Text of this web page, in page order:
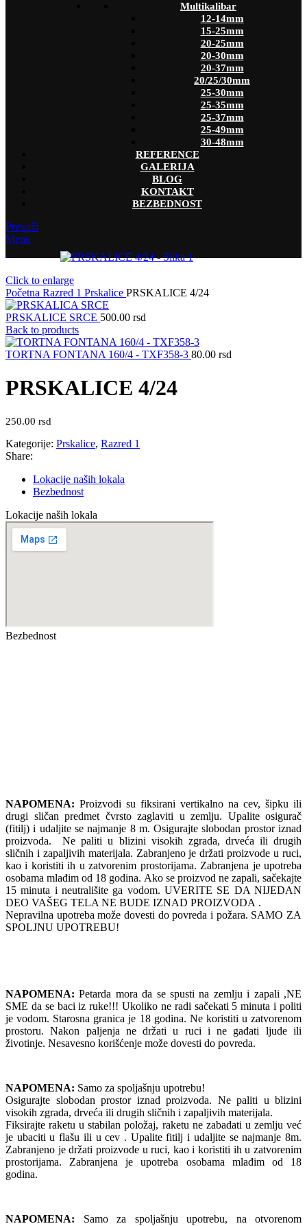
Multikalibar
12-14mm
15-25mm
20-25mm
20-30mm
20-37mm
20/25/30mm
25-30mm
25-35mm
25-37mm
25-49mm
30-48mm
REFERENCE
GALERIJA
BLOG
KONTAKT
BEZBEDNOST
Pretraži
Menu
Click to enlarge
Početna Razred 1 Prskalice PRSKALICE 4/24
PRSKALICE SRCE 500.00 rsd
Back to products
TORTNA FONTANA 160/4 - TXF358-3 80.00 rsd
PRSKALICE 4/24
250.00 rsd
Kategorije: Prskalice, Razred 1
Share:
Lokacije naših lokala
Bezbednost
Lokacije naših lokala
Bezbednost
NAPOMENA: Proizvodi su fiksirani vertikalno na cev, šipku ili
drugi sličan predmet čvrsto zaglaviti u zemlju. Upalite osigurač
(fitilj) i udaljite se najmanje 8 m. Osigurajte slobodan prostor iznad
proizvoda. Ne paliti u blizini visokih zgrada, drveća ili drugih
sličnih i zapaljivih materijala. Zabranjeno je držati proizvode u ruci,
kao i koristiti ih u zatvorenim prostorijama. Zabranjena je upotreba
osobama mlađim od 18 godina. Ako se proizvod ne zapali, sačekajte
15 minuta i neutrališite ga vodom. UVERITE SE DA NIJEDAN
DEO VAŠEG TELA NE BUDE IZNAD PROIZVODA .
Nepravilna upotreba može dovesti do povreda i požara. SAMO ZA
SPOLJNU UPOTREBU!
NAPOMENA: Petarda mora da se spusti na zemlju i zapali ,NE
SME da se baci iz ruke!!! Ukoliko ne radi sačekati 5 minuta i politi
je vodom. Starosna granica je 18 godina. Ne koristiti u zatvorenom
prostoru. Nakon paljenja ne držati u ruci i ne gađati ljude ili
životinje. Nesavesno korišćenje može dovesti do povreda.
NAPOMENA: Samo za spoljašnju upotrebu!
Osigurajte slobodan prostor iznad proizvoda. Ne paliti u blizini
visokih zgrada, drveća ili drugih sličnih i zapaljivih materijala.
Fiksirajte raketu u stabilan položaj, raketu ne zabadati u zemlju već
je ubaciti u flašu ili u cev . Upalite fitilj i udaljite se najmanje 8m.
Zabranjeno je držati proizvode u ruci, kao i koristiti ih u zatvorenim
prostorijama. Zabranjena je upotreba osobama mlađim od 18
godina.
NAPOMENA: Samo za spoljašnju upotrebu, na otvorenom